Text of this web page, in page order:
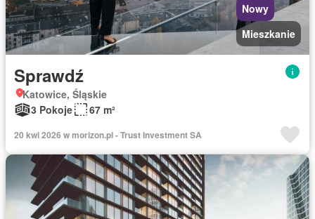
Nowy
Mieszkanie
Sprawdź
Katowice, Śląskie
3 Pokoje
67 m²
20 kwi 2026 w morizon.pl - Trust Investment SA